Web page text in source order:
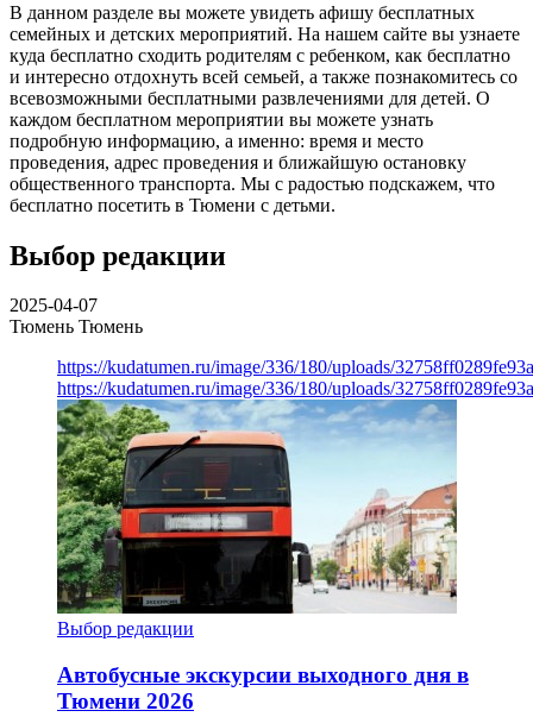
В данном разделе вы можете увидеть афишу бесплатных
семейных и детских мероприятий. На нашем сайте вы узнаете
куда бесплатно сходить родителям с ребенком, как бесплатно
и интересно отдохнуть всей семьей, а также познакомитесь со
всевозможными бесплатными развлечениями для детей. О
каждом бесплатном мероприятии вы можете узнать
подробную информацию, а именно: время и место
проведения, адрес проведения и ближайшую остановку
общественного транспорта. Мы с радостью подскажем, что
бесплатно посетить в Тюмени с детьми.
Выбор редакции
2025-04-07
Тюмень Тюмень
https://kudatumen.ru/image/336/180/uploads/
https://kudatumen.ru/image/336/180/uploads/
Выбор редакции
Автобусные экскурсии выходного дня в
Тюмени 2026